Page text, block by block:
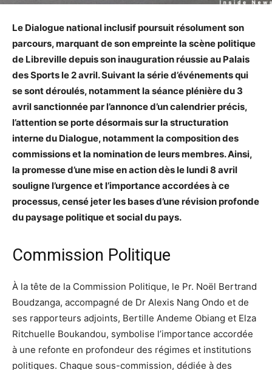
Le Dialogue national inclusif poursuit résolument son
parcours, marquant de son empreinte la scène politique
de Libreville depuis son inauguration réussie au Palais
des Sports le 2 avril. Suivant la série d’événements qui
se sont déroulés, notamment la séance plénière du 3
avril sanctionnée par l’annonce d’un calendrier précis,
l’attention se porte désormais sur la structuration
interne du Dialogue, notamment la composition des
commissions et la nomination de leurs membres. Ainsi,
la promesse d’une mise en action dès le lundi 8 avril
souligne l’urgence et l’importance accordées à ce
processus, censé jeter les bases d’une révision profonde
du paysage politique et social du pays.
Commission Politique
À la tête de la Commission Politique, le Pr. Noël Bertrand
Boudzanga, accompagné de Dr Alexis Nang Ondo et de
ses rapporteurs adjoints, Bertille Andeme Obiang et Elza
Ritchuelle Boukandou, symbolise l’importance accordée
à une refonte en profondeur des régimes et institutions
politiques. Chaque sous-commission, dédiée à des